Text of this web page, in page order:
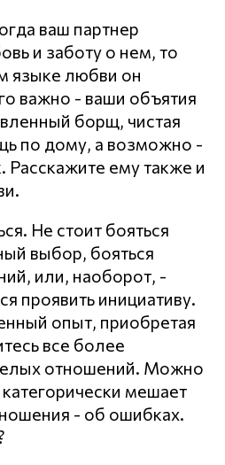
ваш партнер
и заботу о нем, то
языке любви он
важно - ваши объятия
борщ, чистая
по дому, а возможно -
Расскажите ему также и
Не стоит бояться
выбор, бояться
или, наоборот, -
проявить инициативу.
опыт, приобретая
все более
отношений. Можно
категорически мешает
- об ошибках.